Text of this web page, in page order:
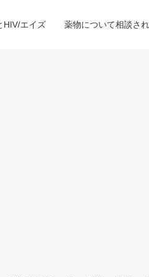
HIV/エイズ 薬物について相談さ